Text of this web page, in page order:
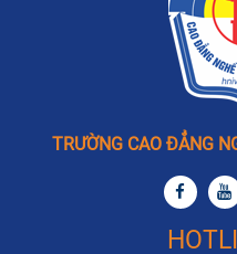
TRƯỜNG CAO ĐẲNG